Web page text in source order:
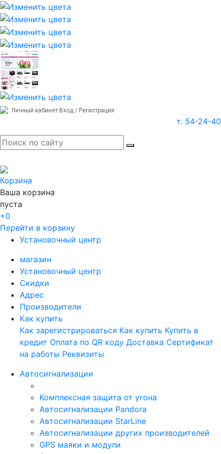
Личный кабинет Вход / Регистрация
т. 54-24-40
Корзина
Ваша корзина
пуста
+0
Перейти в корзину
Установочный центр
магазин
Установочный центр
Скидки
Адрес
Производители
Как купить
Как зарегистрироваться Как купить Купить в
кредит Оплата по QR коду Доставка Сертификат
на работы Реквизиты
Автосигнализации
Комплексная защита от угона
Автосигнализации Pandora
Автосигнализации StarLine
Автосигнализации других производителей
GPS маяки и модули